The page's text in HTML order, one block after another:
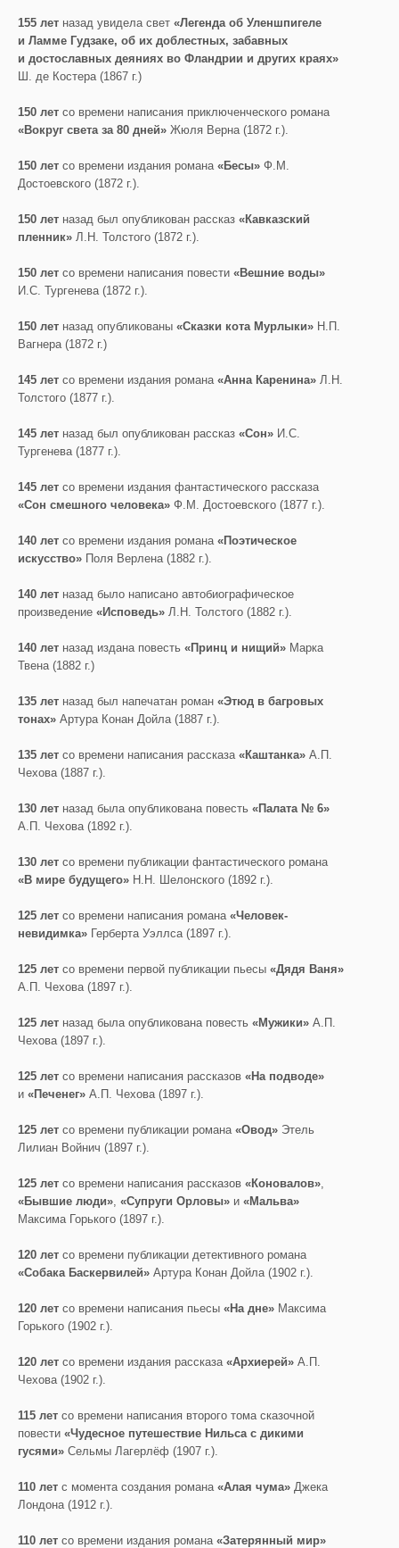
155 лет назад увидела свет «Легенда об Уленшпигеле
и Ламме Гудзаке, об их доблестных, забавных
и достославных деяниях во Фландрии и других краях»
Ш. де Костера (1867 г.)
150 лет со времени написания приключенческого романа
«Вокруг света за 80 дней» Жюля Верна (1872 г.).
150 лет со времени издания романа «Бесы» Ф.М.
Достоевского (1872 г.).
150 лет назад был опубликован рассказ «Кавказский
пленник» Л.Н. Толстого (1872 г.).
150 лет со времени написания повести «Вешние воды»
И.С. Тургенева (1872 г.).
150 лет назад опубликованы «Сказки кота Мурлыки» Н.П.
Вагнера (1872 г.)
145 лет со времени издания романа «Анна Каренина» Л.Н.
Толстого (1877 г.).
145 лет назад был опубликован рассказ «Сон» И.С.
Тургенева (1877 г.).
145 лет со времени издания фантастического рассказа
«Сон смешного человека» Ф.М. Достоевского (1877 г.).
140 лет со времени издания романа «Поэтическое
искусство» Поля Верлена (1882 г.).
140 лет назад было написано автобиографическое
произведение «Исповедь» Л.Н. Толстого (1882 г.).
140 лет назад издана повесть «Принц и нищий» Марка
Твена (1882 г.)
135 лет назад был напечатан роман «Этюд в багровых
тонах» Артура Конан Дойла (1887 г.).
135 лет со времени написания рассказа «Каштанка» А.П.
Чехова (1887 г.).
130 лет назад была опубликована повесть «Палата № 6»
А.П. Чехова (1892 г.).
130 лет со времени публикации фантастического романа
«В мире будущего» Н.Н. Шелонского (1892 г.).
125 лет со времени написания романа «Человек-
невидимка» Герберта Уэллса (1897 г.).
125 лет со времени первой публикации пьесы «Дядя Ваня»
А.П. Чехова (1897 г.).
125 лет назад была опубликована повесть «Мужики» А.П.
Чехова (1897 г.).
125 лет со времени написания рассказов «На подводе»
и «Печенег» А.П. Чехова (1897 г.).
125 лет со времени публикации романа «Овод» Этель
Лилиан Войнич (1897 г.).
125 лет со времени написания рассказов «Коновалов»,
«Бывшие люди», «Супруги Орловы» и «Мальва»
Максима Горького (1897 г.).
120 лет со времени публикации детективного романа
«Собака Баскервилей» Артура Конан Дойла (1902 г.).
120 лет со времени написания пьесы «На дне» Максима
Горького (1902 г.).
120 лет со времени издания рассказа «Архиерей» А.П.
Чехова (1902 г.).
115 лет со времени написания второго тома сказочной
повести «Чудесное путешествие Нильса с дикими
гусями» Сельмы Лагерлёф (1907 г.).
110 лет с момента создания романа «Алая чума» Джека
Лондона (1912 г.).
110 лет со времени издания романа «Затерянный мир»